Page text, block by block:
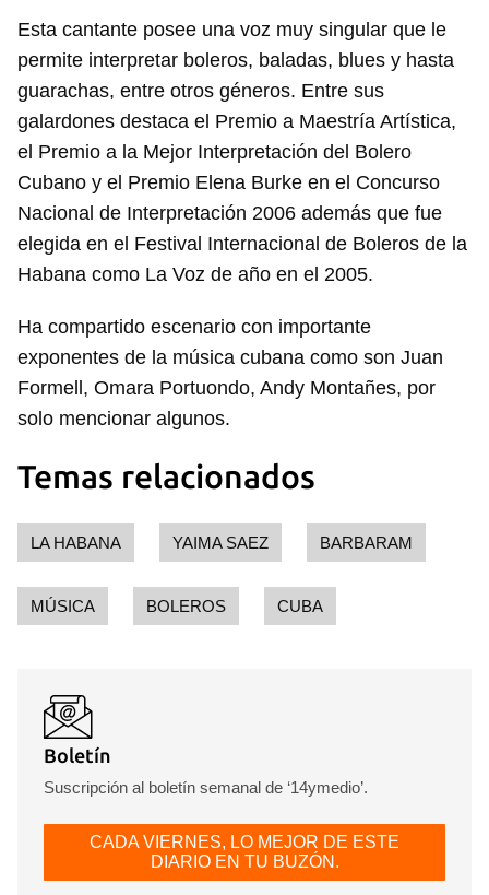
Esta cantante posee una voz muy singular que le
permite interpretar boleros, baladas, blues y hasta
guarachas, entre otros géneros. Entre sus
galardones destaca el Premio a Maestría Artística,
el Premio a la Mejor Interpretación del Bolero
Cubano y el Premio Elena Burke en el Concurso
Nacional de Interpretación 2006 además que fue
elegida en el Festival Internacional de Boleros de la
Habana como La Voz de año en el 2005.
Ha compartido escenario con importante
exponentes de la música cubana como son Juan
Formell, Omara Portuondo, Andy Montañes, por
solo mencionar algunos.
Temas relacionados
LA HABANA YAIMA SAEZ BARBARAM
MÚSICA BOLEROS CUBA
Boletín
Suscripción al boletín semanal de ‘14ymedio’.
CADA VIERNES, LO MEJOR DE ESTE
DIARIO EN TU BUZÓN.